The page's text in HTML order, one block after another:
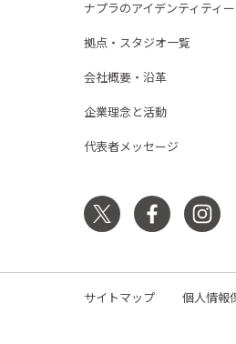
ナプラのアイデンティティー
拠点・スタジオ一覧
会社概要・沿革
企業理念と活動
代表者メッセージ
サイトマップ 個人情報